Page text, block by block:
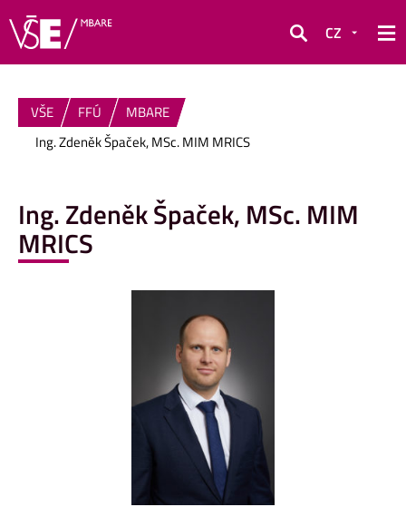
Hledat
CZ
VŠE FFÚ
MBARE
Ing. Zdeněk Špaček, MSc. MIM MRICS
Ing. Zdeněk Špaček, MSc. MIM
MRICS